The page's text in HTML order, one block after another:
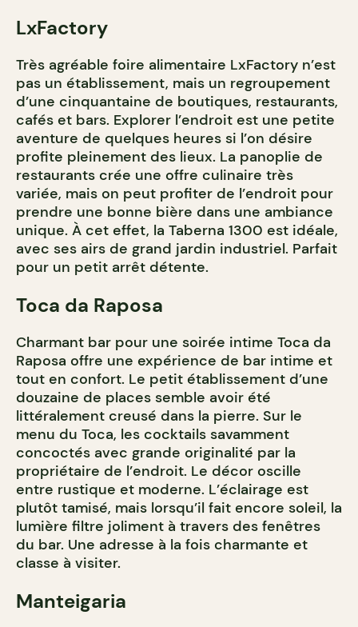
LxFactory
Très agréable foire alimentaire LxFactory n’est
pas un établissement, mais un regroupement
d’une cinquantaine de boutiques, restaurants,
cafés et bars. Explorer l’endroit est une petite
aventure de quelques heures si l’on désire
profite pleinement des lieux. La panoplie de
restaurants crée une offre culinaire très
variée, mais on peut profiter de l’endroit pour
prendre une bonne bière dans une ambiance
unique. À cet effet, la Taberna 1300 est idéale,
avec ses airs de grand jardin industriel. Parfait
pour un petit arrêt détente.
Toca da Raposa
Charmant bar pour une soirée intime Toca da
Raposa offre une expérience de bar intime et
tout en confort. Le petit établissement d’une
douzaine de places semble avoir été
littéralement creusé dans la pierre. Sur le
menu du Toca, les cocktails savamment
concoctés avec grande originalité par la
propriétaire de l’endroit. Le décor oscille
entre rustique et moderne. L’éclairage est
plutôt tamisé, mais lorsqu’il fait encore soleil, la
lumière filtre joliment à travers des fenêtres
du bar. Une adresse à la fois charmante et
classe à visiter.
Manteigaria